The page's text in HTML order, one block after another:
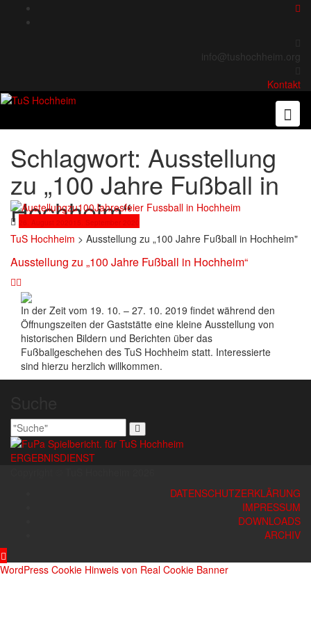
info@tushochheim.org
Kontakt
Schlagwort: Ausstellung
zu „100 Jahre Fußball in
Hochheim“
TuS Hochheim > Ausstellung zu „100 Jahre Fußball in Hochheim"
26. August 2020 15. September 2020
Ausstellung zu „100 Jahre Fußball in Hochheim“
In der Zeit vom 19. 10. – 27. 10. 2019 findet während den
Öffnungszeiten der Gaststätte eine kleine Ausstellung von
historischen Bildern und Berichten über das
Fußballgeschehen des TuS Hochheim statt. Interessierte
sind hierzu herzlich willkommen.
ERGEBNISDIENST
DATENSCHUTZERKLÄRUNG
IMPRESSUM
DOWNLOADS
ARCHIV
WordPress Cookie Hinweis von Real Cookie Banner